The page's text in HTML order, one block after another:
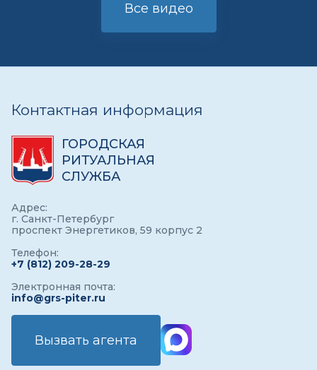
Все видео
Контактная информация
ГОРОДСКАЯ
РИТУАЛЬНАЯ
СЛУЖБА
Адрес:
г. Санкт-Петербург
проспект Энергетиков, 59 корпус 2
Телефон:
+7 (812) 209-28-29
Электронная почта:
info@grs-piter.ru
Вызвать агента